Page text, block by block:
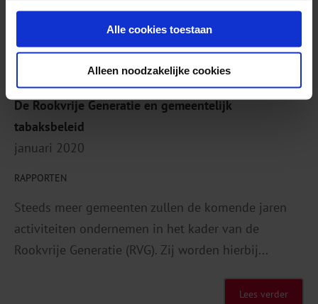
intrekken.
Alle cookies toestaan
Alleen noodzakelijke cookies
De Rookvrije Generatie en gemeentelijk
tabaksbeleid
januari 2020
RAPPORTEN
Steeds meer gemeenten zullen de komende jaren
activiteiten ondernemen in het kader van de
Rookvrije Generatie (RVG). Zij worden hierbij...
Lees verder